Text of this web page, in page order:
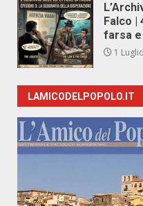
Falco |
farsa
1
LAMICODELPOPOLO.IT